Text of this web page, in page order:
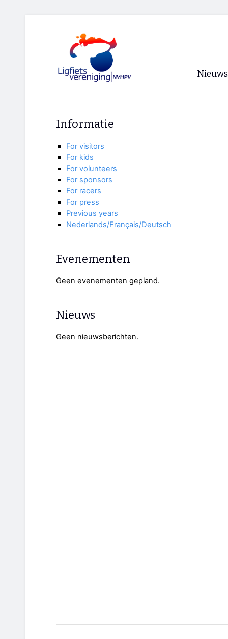
Nieuws
Informatie
For visitors
For kids
For volunteers
For sponsors
For racers
For press
Previous years
Nederlands/Français/Deutsch
Evenementen
Geen evenementen gepland.
Nieuws
Geen nieuwsberichten.